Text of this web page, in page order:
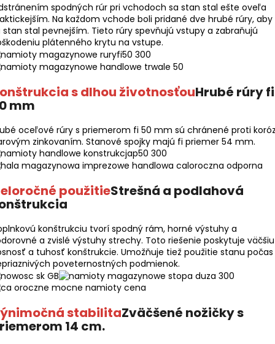
spodných rúr pri vchodoch sa stan stal ešte oveľa
Na každom vchode boli pridané dve hrubé rúry, aby
stan stal pevnejším. Tieto rúry spevňujú vstupy a zabraňujú
plátenného krytu na vstupe.
s dlhou životnosťouHrubé rúry fi
mm
oceľové rúry s priemerom fi 50 mm sú chránené proti
zinkovaním. Stanové spojky majú fi priemer 54 mm.
použitieStrešná a podlahová
konštrukciu tvorí spodný rám, horné výstuhy a
a zvislé výstuhy strechy. Toto riešenie poskytuje väčšiu
a tuhosť konštrukcie. Umožňuje tiež použitie stanu počas
poveternostných podmienok.
stabilitaZväčšené nožičky s
14 cm.